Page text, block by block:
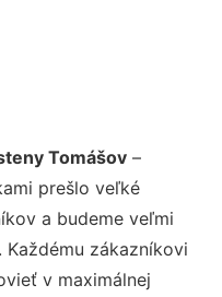
Tomášov –
prešlo veľké
a budeme veľmi
zákazníkovi
v maximálnej